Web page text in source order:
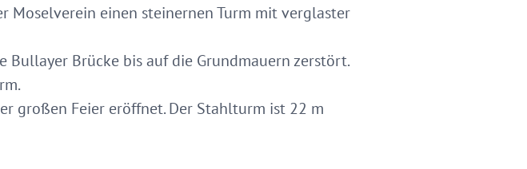
Moselverein einen steinernen Turm mit verglaster
Brücke bis auf die Grundmauern zerstört.
großen Feier eröffnet. Der Stahlturm ist 22 m